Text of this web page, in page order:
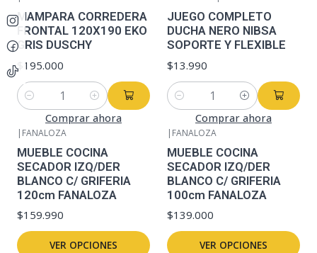
MAMPARA CORREDERA
FRONTAL 120X190 EKO
GRIS DUSCHY
$195.000
Cantidad
Comprar ahora
JUEGO COMPLETO
DUCHA NERO NIBSA
SOPORTE Y FLEXIBLE
$13.990
Cantidad
Comprar ahora
| FANALOZA
MUEBLE COCINA
SECADOR IZQ/DER
BLANCO C/ GRIFERIA
120cm FANALOZA
$159.990
VER OPCIONES
| FANALOZA
MUEBLE COCINA
SECADOR IZQ/DER
BLANCO C/ GRIFERIA
100cm FANALOZA
$139.000
VER OPCIONES